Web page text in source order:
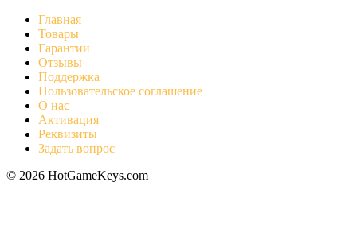
Главная
Товары
Гарантии
Отзывы
Поддержка
Пользовательское соглашение
О нас
Активация
Реквизиты
Задать вопрос
© 2026 HotGameKeys.com